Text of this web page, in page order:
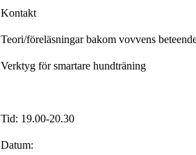
Kontakt
Teori/föreläsningar bakom vovvens
Verktyg för smartare hundträning
Tid: 19.00-20.30
Datum: